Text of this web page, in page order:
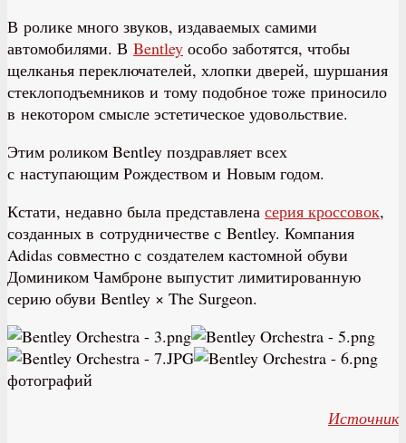
В ролике много звуков, издаваемых самими
автомобилями. В Bentley особо заботятся, чтобы
щелканья переключателей, хлопки дверей, шуршания
стеклоподъемников и тому подобное тоже приносило
в некотором смысле эстетическое удовольствие.
Этим роликом Bentley поздравляет всех
с наступающим Рождеством и Новым годом.
Кстати, недавно была представлена серия кроссовок,
созданных в сотрудничестве с Bentley. Компания
Adidas совместно с создателем кастомной обуви
Домиником Чамброне выпустит лимитированную
серию обуви Bentley × The Surgeon.
фотографий
Источник